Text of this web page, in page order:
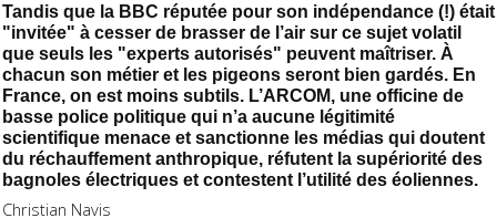
Tandis que la BBC réputée pour son indépendance (!) était
"invitée" à cesser de brasser de l’air sur ce sujet volatil
que seuls les "experts autorisés" peuvent maîtriser. À
chacun son métier et les pigeons seront bien gardés. En
France, on est moins subtils. L’ARCOM, une officine de
basse police politique qui n’a aucune légitimité
scientifique menace et sanctionne les médias qui doutent
du réchauffement anthropique, réfutent la supériorité des
bagnoles électriques et contestent l’utilité des éoliennes.
Christian Navis